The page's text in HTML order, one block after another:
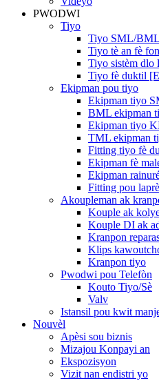
PWODWI
Tiyo
Tiyo SML/
Tiyo tè an fè
Tiyo sistèm dlo
Tiyo fè duktil
Ekipman pou tiyo
Ekipman tiyo
BML ekipman
Ekipman tiyo
TML ekipman
Fitting tiyo fè
Ekipman fè
Ekipman
Fitting pou
Akoupleman ak
Kouple ak
Kouple DI ak
Kranpon
Klips
Kranpon tiyo
Pwodwi pou Telefòn
Kouto Tiyo/Sè
Valv
Istansil pou kwit
Nouvèl
Apèsi sou biznis
Mizajou Konpayi an
Ekspozisyon
Vizit nan endistri yo